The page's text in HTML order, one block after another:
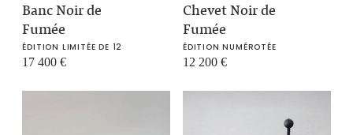
Banc Noir de
Fumée
ÉDITION LIMITÉE DE 12
17 400€
Chevet Noir de
Fumée
ÉDITION NUMÉROTÉE
12 200 €